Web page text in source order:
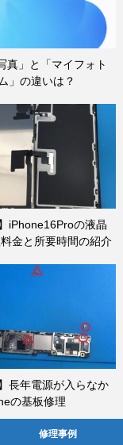
真」と「マイフォト
」の違いは？
iPhone16Proの液晶
金と所要時間の紹介
長年電源が入らなか
の基板修理
修理事例